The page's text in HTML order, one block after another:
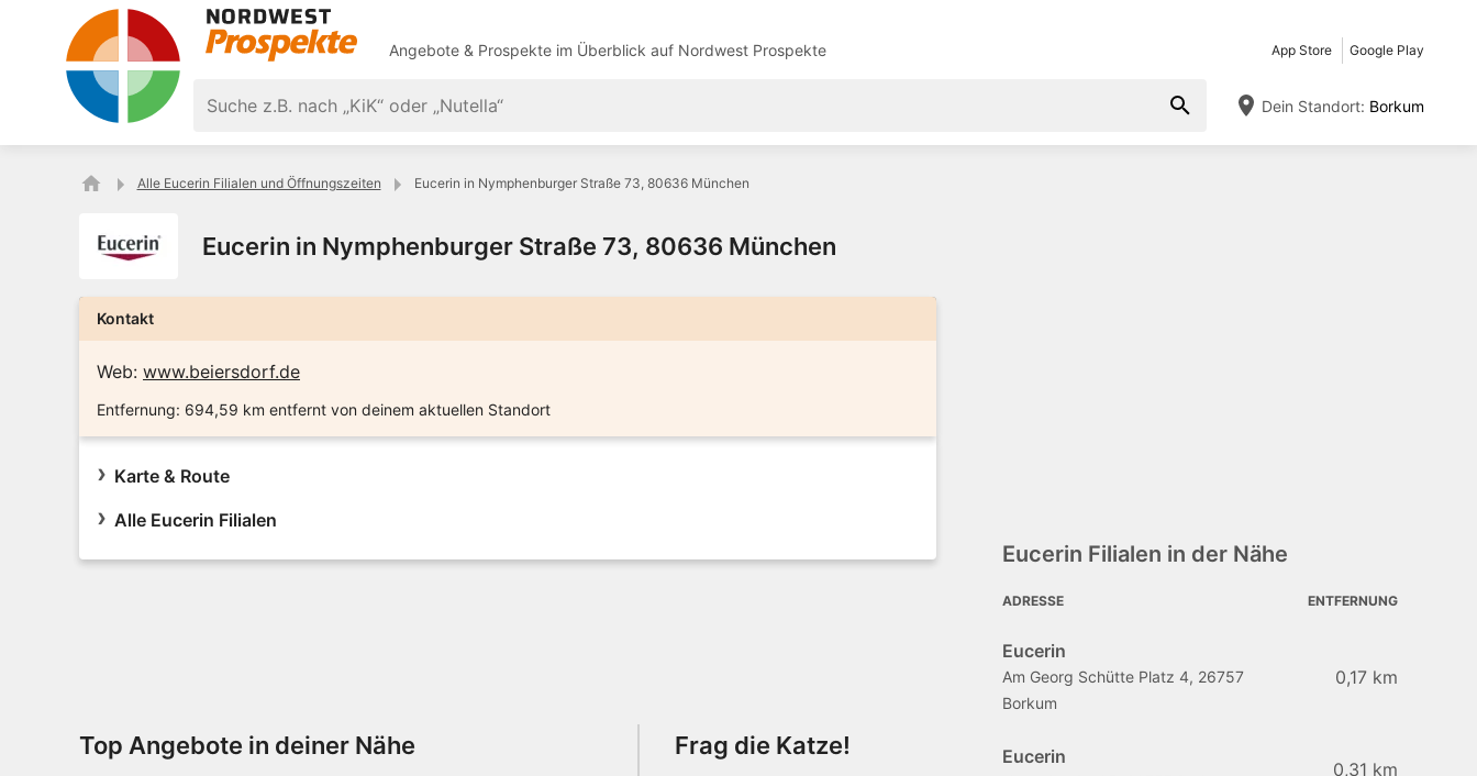
Angebote & Prospekte im Überblick auf Nordwest Prospekte App Store Google Play
Dein Standort: Borkum
Alle Eucerin Filialen und Öffnungszeiten Eucerin in Nymphenburger Straße 73, 80636 München
Eucerin in Nymphenburger Straße 73, 80636 München
Kontakt
Web: www.beiersdorf.de
Entfernung: 694,59 km entfernt von deinem aktuellen Standort
Karte & Route
Alle Eucerin Filialen
Top Angebote in deiner Nähe Frag die Katze!
Eucerin Filialen in der Nähe
ADRESSE ENTFERNUNG
Eucerin
Am Georg Schütte Platz 4, 26757
Borkum
0,17 km
Eucerin
0,31 km